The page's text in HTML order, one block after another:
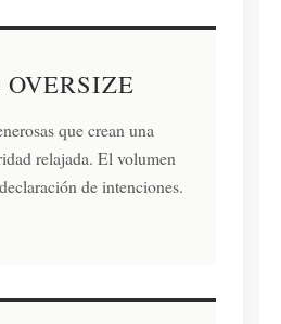
que crean una
relajada. El volumen
de intenciones.